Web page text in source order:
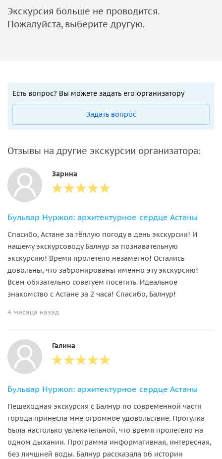
Экскурсия больше не проводится.
Пожалуйста, выберите другую.
Есть вопрос? Вы можете задать его организатору
Задать вопрос
Отзывы на другие экскурсии организатора:
Зарина
Бульвар Нуржол: архитектурное сердце Астаны
Спасибо, Астане за тёплую погоду в день экскурсии! И
нашему экскурсоводу Балнур за познавательную
экскурсию! Время пролетело незаметно! Остались
довольны, что забронированы именно эту экскурсию!
Всем обязательно советуем посетить. Идеальное
знакомство с Астане за 2 часа! Спасибо, Балнур!
4 месяца назад
Галина
Бульвар Нуржол: архитектурное сердце Астаны
Пешеходная экскурсия с Балнур по современной части
города принесла мне огромное удовольствие. Прогулка
была настолько увлекательной, что время пролетело на
одном дыхании. Программа информативная, интересная,
без личшней воды. Балнур рассказала об истории